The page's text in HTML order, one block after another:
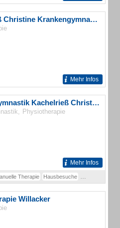
Kachelrieß Christine Krankengymnastik
Mehr Infos
Krankengymnastik Kachelrieß Christine
Physiotherapie
Mehr Infos
Therapie Hausbesuche
Willacker